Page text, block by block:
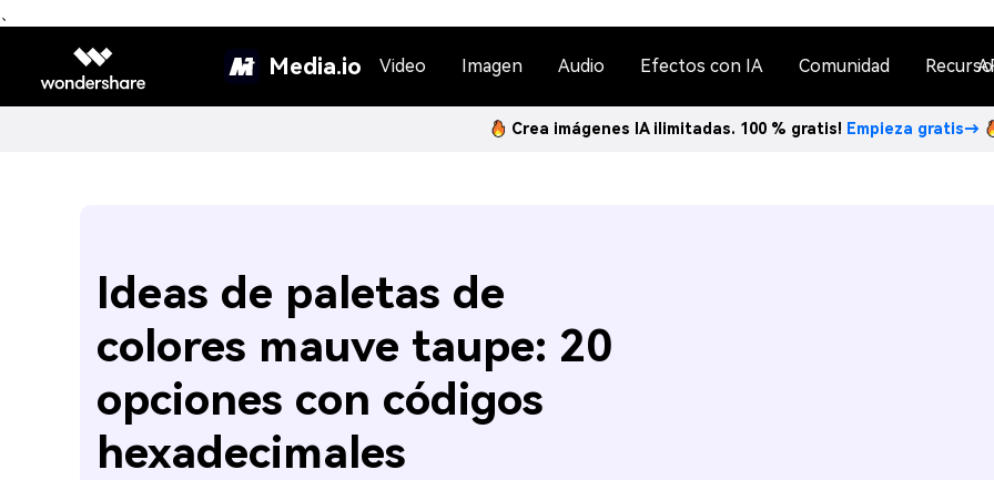
、
Media.io Video Imagen Audio Efectos con IA Comunidad
Crea imágenes IA ilimitadas. 100 % gratis! Empieza gratis→
Ideas de paletas de
colores mauve taupe: 20
opciones con códigos
hexadecimales